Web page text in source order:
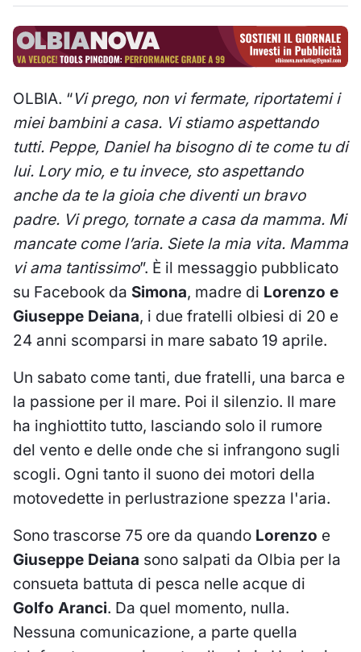
OLBIA. “Vi prego, non vi fermate, riportatemi i
miei bambini a casa. Vi stiamo aspettando
tutti. Peppe, Daniel ha bisogno di te come tu di
lui. Lory mio, e tu invece, sto aspettando
anche da te la gioia che diventi un bravo
padre. Vi prego, tornate a casa da mamma. Mi
mancate come l’aria. Siete la mia vita. Mamma
vi ama tantissimo”. È il messaggio pubblicato
su Facebook da Simona, madre di Lorenzo e
Giuseppe Deiana, i due fratelli olbiesi di 20 e
24 anni scomparsi in mare sabato 19 aprile.
Un sabato come tanti, due fratelli, una barca e
la passione per il mare. Poi il silenzio. Il mare
ha inghiottito tutto, lasciando solo il rumore
del vento e delle onde che si infrangono sugli
scogli. Ogni tanto il suono dei motori della
motovedette in perlustrazione spezza l'aria.
Sono trascorse 75 ore da quando Lorenzo e
Giuseppe Deiana sono salpati da Olbia per la
consueta battuta di pesca nelle acque di
Golfo Aranci. Da quel momento, nulla.
Nessuna comunicazione, a parte quella